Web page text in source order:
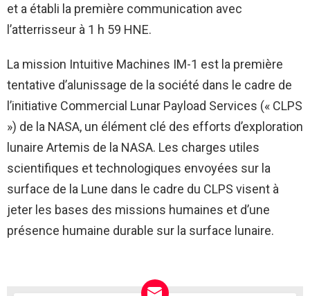
et a établi la première communication avec
l’atterrisseur à 1 h 59 HNE.
La mission Intuitive Machines IM-1 est la première
tentative d’alunissage de la société dans le cadre de
l’initiative Commercial Lunar Payload Services (« CLPS
») de la NASA, un élément clé des efforts d’exploration
lunaire Artemis de la NASA. Les charges utiles
scientifiques et technologiques envoyées sur la
surface de la Lune dans le cadre du CLPS visent à
jeter les bases des missions humaines et d’une
présence humaine durable sur la surface lunaire.